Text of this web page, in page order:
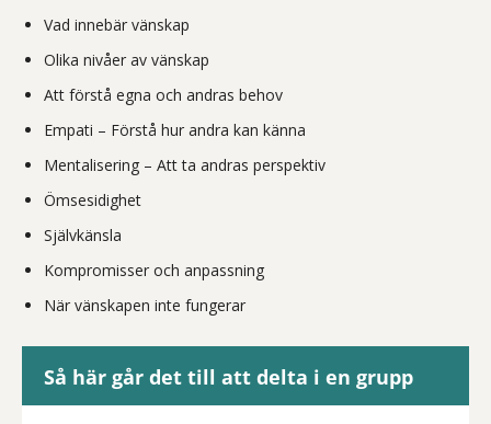
Vad innebär vänskap
Olika nivåer av vänskap
Att förstå egna och andras behov
Empati – Förstå hur andra kan känna
Mentalisering – Att ta andras perspektiv
Ömsesidighet
Självkänsla
Kompromisser och anpassning
När vänskapen inte fungerar
Så här går det till att delta i en grupp